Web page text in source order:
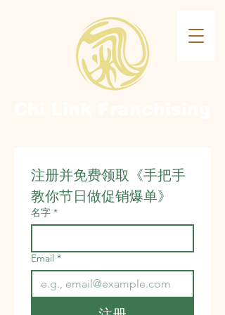
注册并免费领取《手把手
教你节日做促销爆单》
名字 *
Email *